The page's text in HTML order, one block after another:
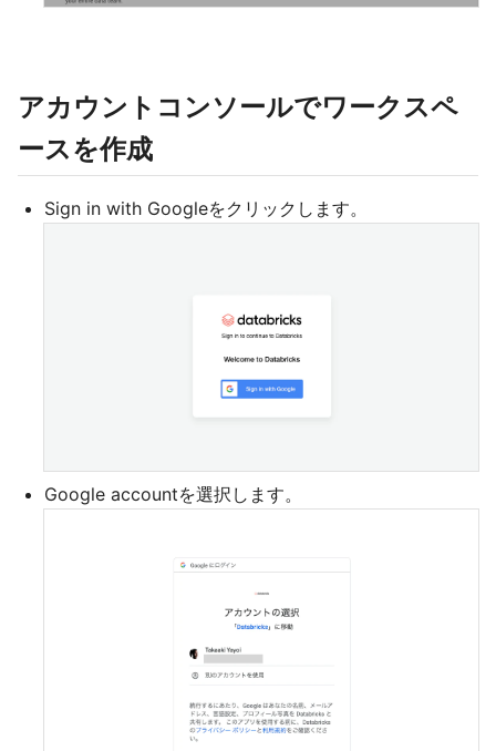
アカウントコンソールでワークスペ
ースを作成
Sign in with Googleをクリックします。
Google accountを選択します。